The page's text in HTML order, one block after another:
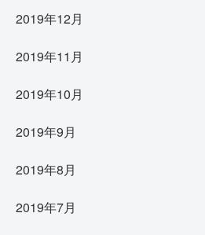
2019年12月
2019年11月
2019年10月
2019年9月
2019年8月
2019年7月